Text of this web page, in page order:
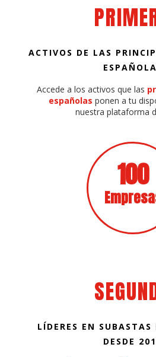
ACTIVOS DE LAS
Accede a los activos que las
españolas ponen a tu
nuestra plataforma
100
LÍDERES EN SUBASTAS
DESDE